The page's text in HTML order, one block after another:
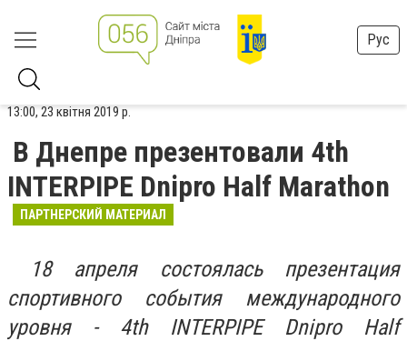
Рус
13:00, 23 квітня 2019 р.
В Днепре презентовали 4th
INTERPIPE Dnipro Half Marathon
ПАРТНЕРСКИЙ МАТЕРИАЛ
18 апреля состоялась презентация
спортивного события международного
уровня - 4th INTERPIPE Dnipro Half